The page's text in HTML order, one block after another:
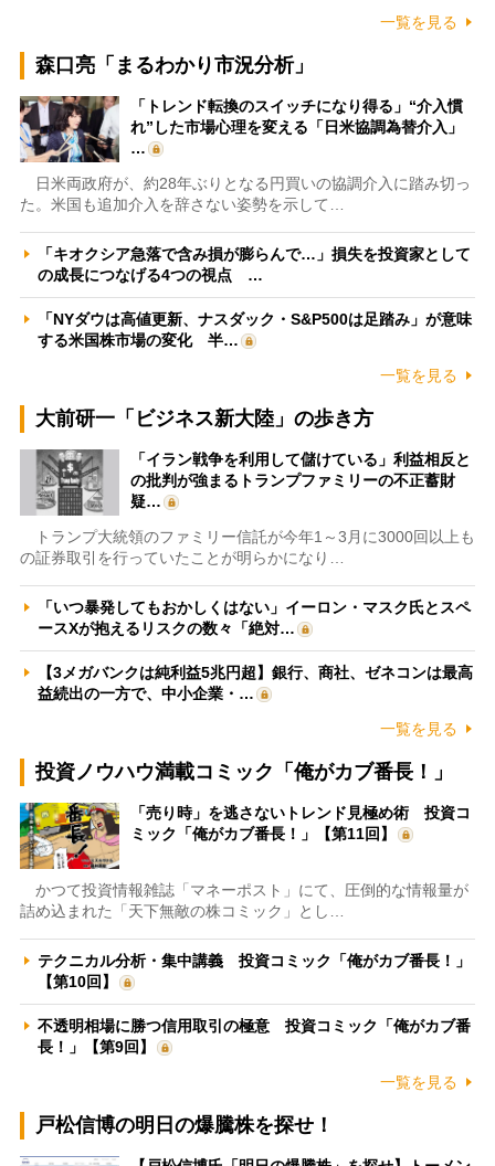
一覧を見る
森口亮「まるわかり市況分析」
「トレンド転換のスイッチになり得る」“介入慣
れ”した市場心理を変える「日米協調為替介入」
…
日米両政府が、約28年ぶりとなる円買いの協調介入に踏み切っ
た。米国も追加介入を辞さない姿勢を示して…
「キオクシア急落で含み損が膨らんで…」損失を投資家として
の成長につなげる4つの視点 …
「NYダウは高値更新、ナスダック・S&P500は足踏み」が意味
する米国株市場の変化 半…
一覧を見る
大前研一「ビジネス新大陸」の歩き方
「イラン戦争を利用して儲けている」利益相反と
の批判が強まるトランプファミリーの不正蓄財
疑…
トランプ大統領のファミリー信託が今年1～3月に3000回以上も
の証券取引を行っていたことが明らかになり…
「いつ暴発してもおかしくはない」イーロン・マスク氏とスペ
ースXが抱えるリスクの数々「絶対…
【3メガバンクは純利益5兆円超】銀行、商社、ゼネコンは最高
益続出の一方で、中小企業・…
一覧を見る
投資ノウハウ満載コミック「俺がカブ番長！」
「売り時」を逃さないトレンド見極め術 投資コ
ミック「俺がカブ番長！」【第11回】
かつて投資情報雑誌「マネーポスト」にて、圧倒的な情報量が
詰め込まれた「天下無敵の株コミック」とし…
テクニカル分析・集中講義 投資コミック「俺がカブ番長！」
【第10回】
不透明相場に勝つ信用取引の極意 投資コミック「俺がカブ番
長！」【第9回】
一覧を見る
戸松信博の明日の爆騰株を探せ！